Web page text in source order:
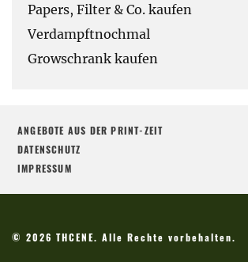
Papers, Filter & Co. kaufen
Verdampftnochmal
Growschrank kaufen
ANGEBOTE AUS DER PRINT-ZEIT
DATENSCHUTZ
IMPRESSUM
© 2026 THCENE. Alle Rechte vorbehalten.